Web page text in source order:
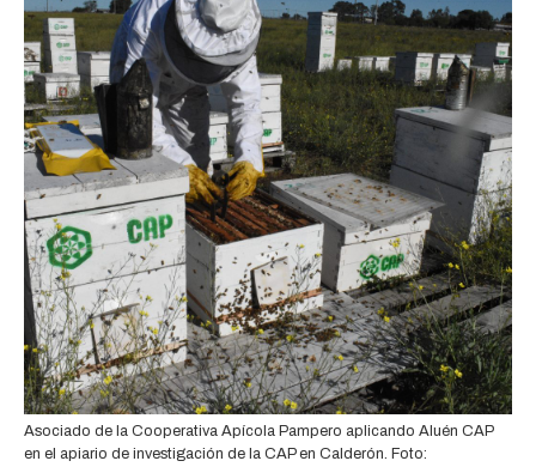
Asociado de la Cooperativa Apícola Pampero aplicando Aluén CAP
en el apiario de investigación de la CAP en Calderón. Foto: